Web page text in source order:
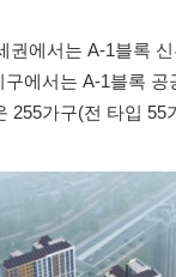
에서는 A-1블록
에서는 A-1블록
255가구(전 타입 55